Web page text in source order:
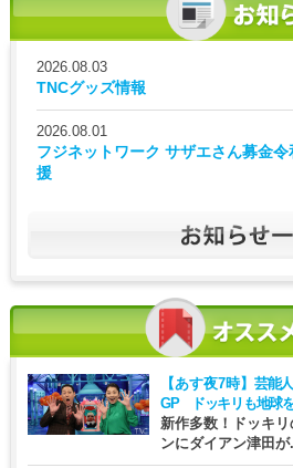
2026.08.03
TNCグッズ情報
2026.08.01
フジネットワーク サザエさん募金
援
【あす夜7時】 芸能
GP ドッキリも地球
新作多数！ドッキ
ンにダイアン津田が